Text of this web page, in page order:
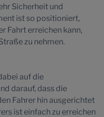
Sicherheit und
ist so positioniert,
Fahrt erreichen kann,
zu nehmen.
auf die
darauf, dass die
Fahrer hin ausgerichtet
ist einfach zu erreichen